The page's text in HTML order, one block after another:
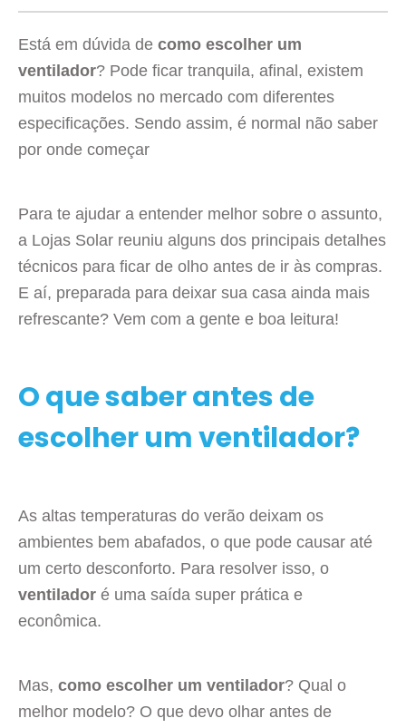
Está em dúvida de como escolher um
ventilador? Pode ficar tranquila, afinal, existem
muitos modelos no mercado com diferentes
especificações. Sendo assim, é normal não saber
por onde começar
Para te ajudar a entender melhor sobre o assunto,
a Lojas Solar reuniu alguns dos principais detalhes
técnicos para ficar de olho antes de ir às compras.
E aí, preparada para deixar sua casa ainda mais
refrescante? Vem com a gente e boa leitura!
O que saber antes de
escolher um ventilador?
As altas temperaturas do verão deixam os
ambientes bem abafados, o que pode causar até
um certo desconforto. Para resolver isso, o
ventilador é uma saída super prática e
econômica.
Mas, como escolher um ventilador? Qual o
melhor modelo? O que devo olhar antes de